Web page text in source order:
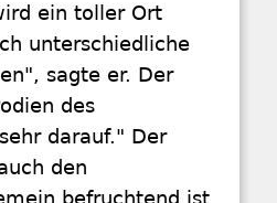
ein toller Ort
unterschiedliche
sagte er. Der
des
darauf." Der
den
befruchtend ist